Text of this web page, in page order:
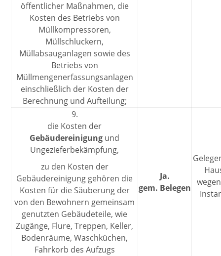
öffentlicher Maßnahmen, die
Kosten des Betriebs von
Müllkompressoren,
Müllschluckern,
Müllabsauganlagen sowie des
Betriebs von
Müllmengenerfassungsanlagen
einschließlich der Kosten der
Berechnung und Aufteilung;
9.
die Kosten der
Gebäudereinigung und
Ungezieferbekämpfung,
zu den Kosten der
Gebäudereinigung gehören die
Kosten für die Säuberung der
von den Bewohnern gemeinsam
genutzten Gebäudeteile, wie
Zugänge, Flure, Treppen, Keller,
Bodenräume, Waschküchen,
Fahrkorb des Aufzugs
Ja.
gem. Belegen